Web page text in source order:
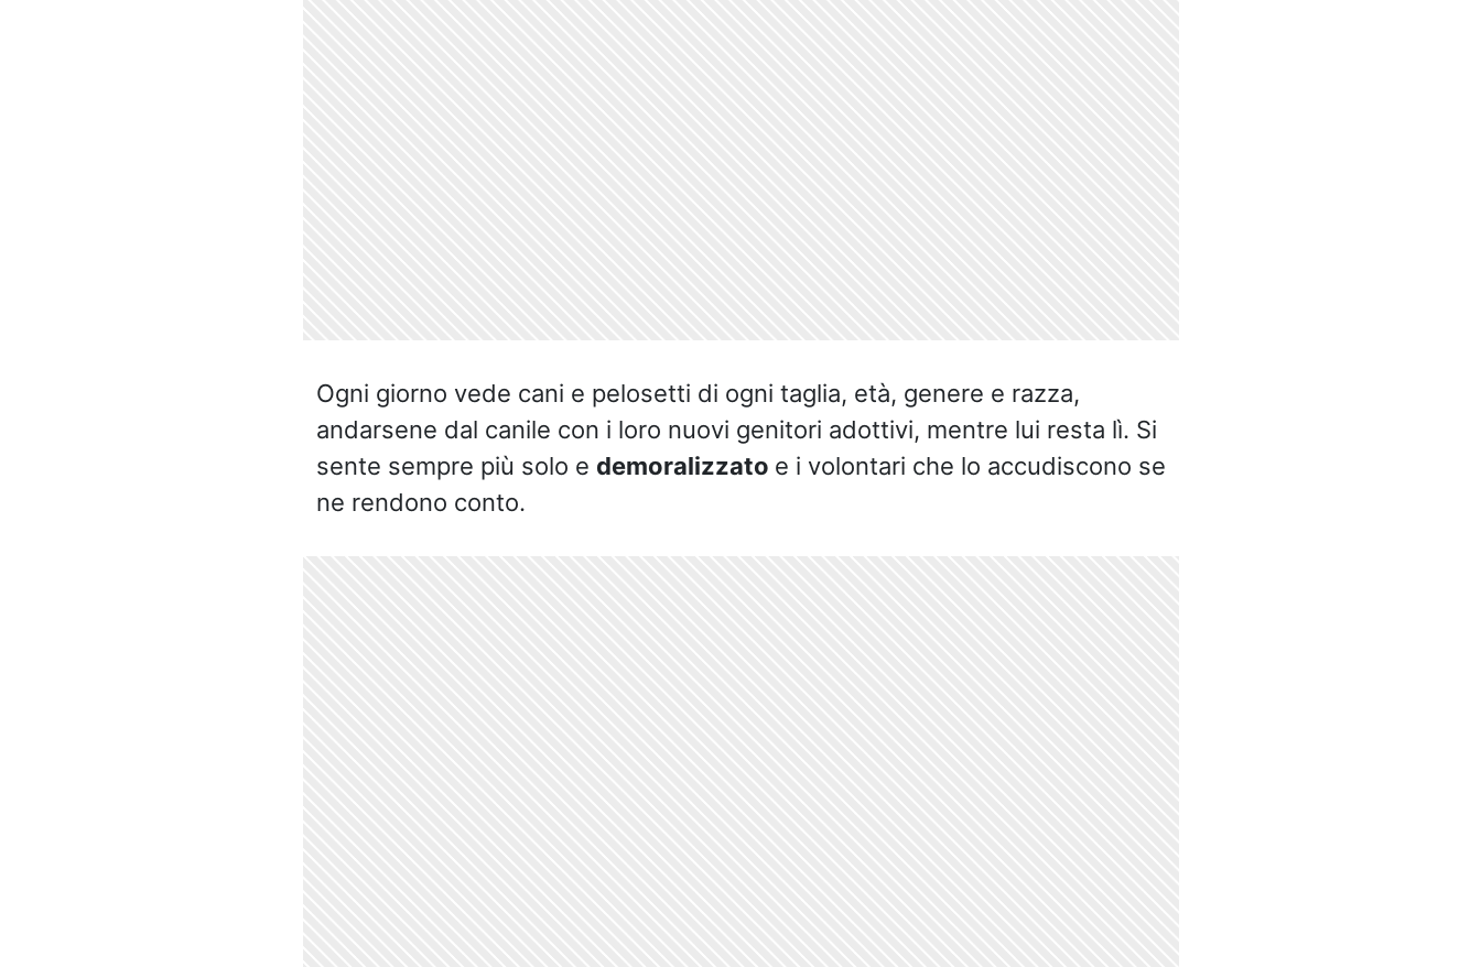
Ogni giorno vede cani e pelosetti di ogni taglia, età, genere e razza,
andarsene dal canile con i loro nuovi genitori adottivi, mentre lui resta lì. Si
sente sempre più solo e demoralizzato e i volontari che lo accudiscono se
ne rendono conto.